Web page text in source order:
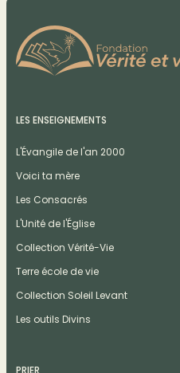
LES ENSEIGNEMENTS
L'Évangile de l'an 2000
Voici ta mère
Les Consacrés
L'Unité de l'Église
Collection Vérité-Vie
Terre école de vie
Collection Soleil Levant
Les outils Divins
PRIER